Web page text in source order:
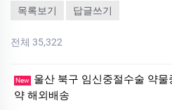
목록보기 답글쓰기
전체 35,322
New
울산 북구 임신중절수술 약
약 해외배송